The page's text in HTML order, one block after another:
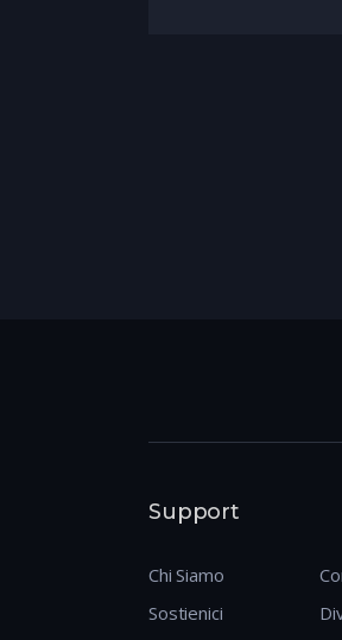
Support
Chi Siamo
Sostienici